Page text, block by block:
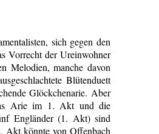
sich gegen den
Vorrecht der Ureinwohner
Melodien, manche davon
Blütenduett
Glöckchenarie. Aber
Arie im 1. Akt und die
Engländer (1. Akt) sind
Akt könnte von Offenbach